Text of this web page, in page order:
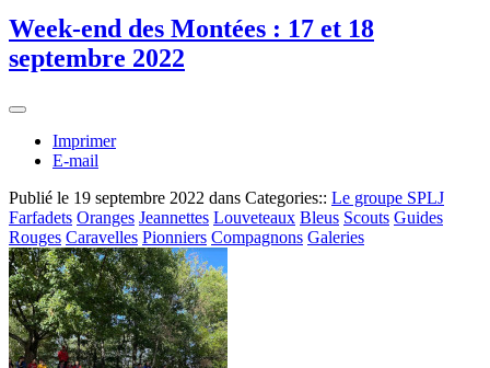
Week-end des Montées : 17 et 18
septembre 2022
Imprimer
E-mail
Publié le 19 septembre 2022 dans Categories:: Le groupe SPLJ
Farfadets Oranges Jeannettes Louveteaux Bleus Scouts Guides
Rouges Caravelles Pionniers Compagnons Galeries